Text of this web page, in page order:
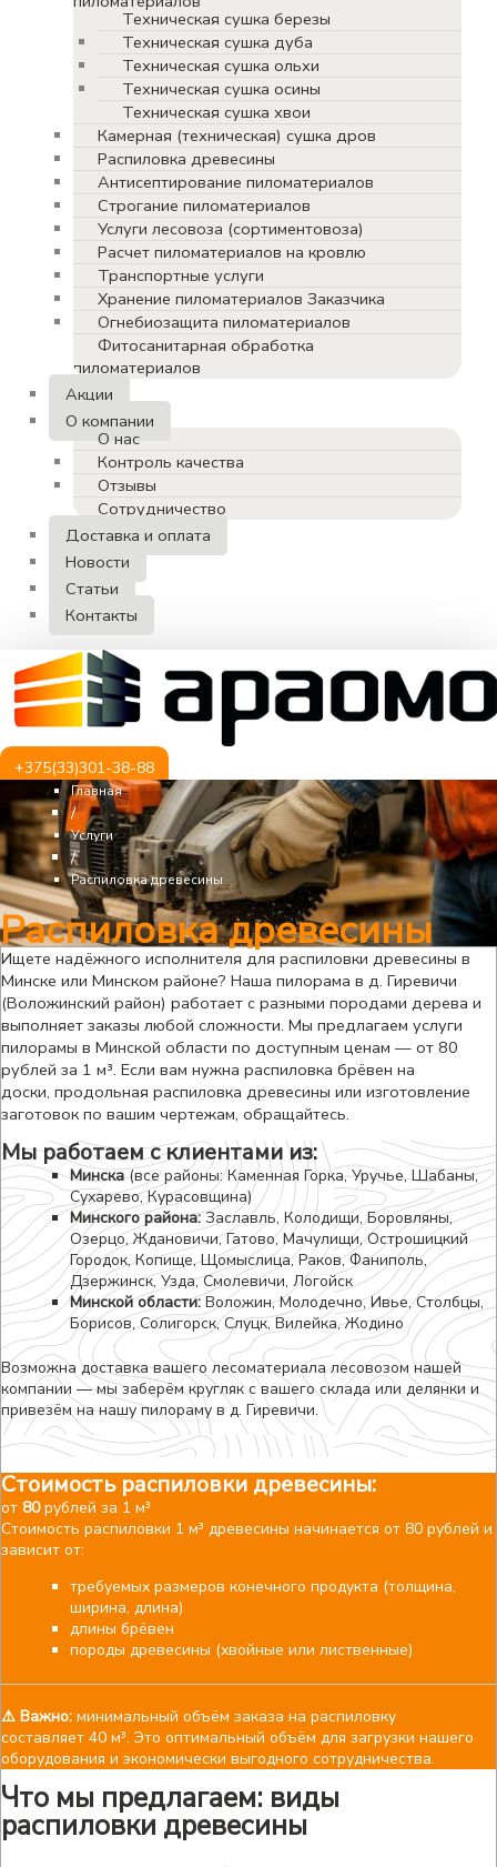
Техническая сушка березы
Техническая сушка дуба
Техническая сушка ольхи
Техническая сушка осины
Техническая сушка хвои
Камерная (техническая) сушка дров
Распиловка древесины
Антисептирование пиломатериалов
Строгание пиломатериалов
Услуги лесовоза (сортиментовоза)
Расчет пиломатериалов на кровлю
Транспортные услуги
Хранение пиломатериалов Заказчика
Огнебиозащита пиломатериалов
Фитосанитарная обработка
пиломатериалов
Акции
О компании
О нас
Контроль качества
Отзывы
Сотрудничество
Доставка и оплата
Новости
Статьи
Контакты
+375(33)301-38-88
Главная
/
Услуги
/
Распиловка древесины
Распиловка древесины
Ищете надёжного исполнителя для распиловки древесины в
Минске или Минском районе? Наша пилорама в д. Гиревичи
(Воложинский район) работает с разными породами дерева и
выполняет заказы любой сложности. Мы предлагаем услуги
пилорамы в Минской области по доступным ценам — от 80
рублей за 1 м³. Если вам нужна распиловка брёвен на
доски, продольная распиловка древесины или изготовление
заготовок по вашим чертежам, обращайтесь.
Мы работаем с клиентами из:
Минска(все районы: Каменная Горка, Уручье, Шабаны,
Сухарево, Курасовщина)
Минского района:Заславль, Колодищи, Боровляны,
Озерцо, Ждановичи, Гатово, Мачулищи, Острошицкий
Городок, Копище, Щомыслица, Раков, Фаниполь,
Дзержинск, Узда, Смолевичи, Логойск
Минской области: Воложин, Молодечно, Ивье, Столбцы,
Борисов, Солигорск, Слуцк, Вилейка, Жодино
Возможна доставка вашего лесоматериала лесовозом нашей
компании — мы заберём кругляк с вашего склада или делянки и
привезём на нашу пилораму в д. Гиревичи.
Стоимость распиловки древесины:
от 80рублей за 1 м³
Стоимость распиловки 1 м³ древесины начинается от 80 рублей и
зависит от:
требуемых размеров конечного продукта (толщина,
ширина, длина)
длины брёвен
породы древесины (хвойные или лиственные)
⚠️ Важно: минимальный объём заказа на распиловку
составляет 40 м³. Это оптимальный объём для загрузки нашего
оборудования и экономически выгодного сотрудничества.
Что мы предлагаем: виды
распиловки древесины